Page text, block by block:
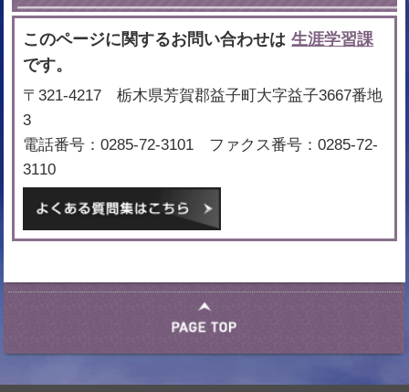
このページに関するお問い合わせは 生涯学習課
です。
〒321-4217 栃木県芳賀郡益子町大字益子3667番地
3
電話番号：0285-72-3101 ファクス番号：0285-72-
3110